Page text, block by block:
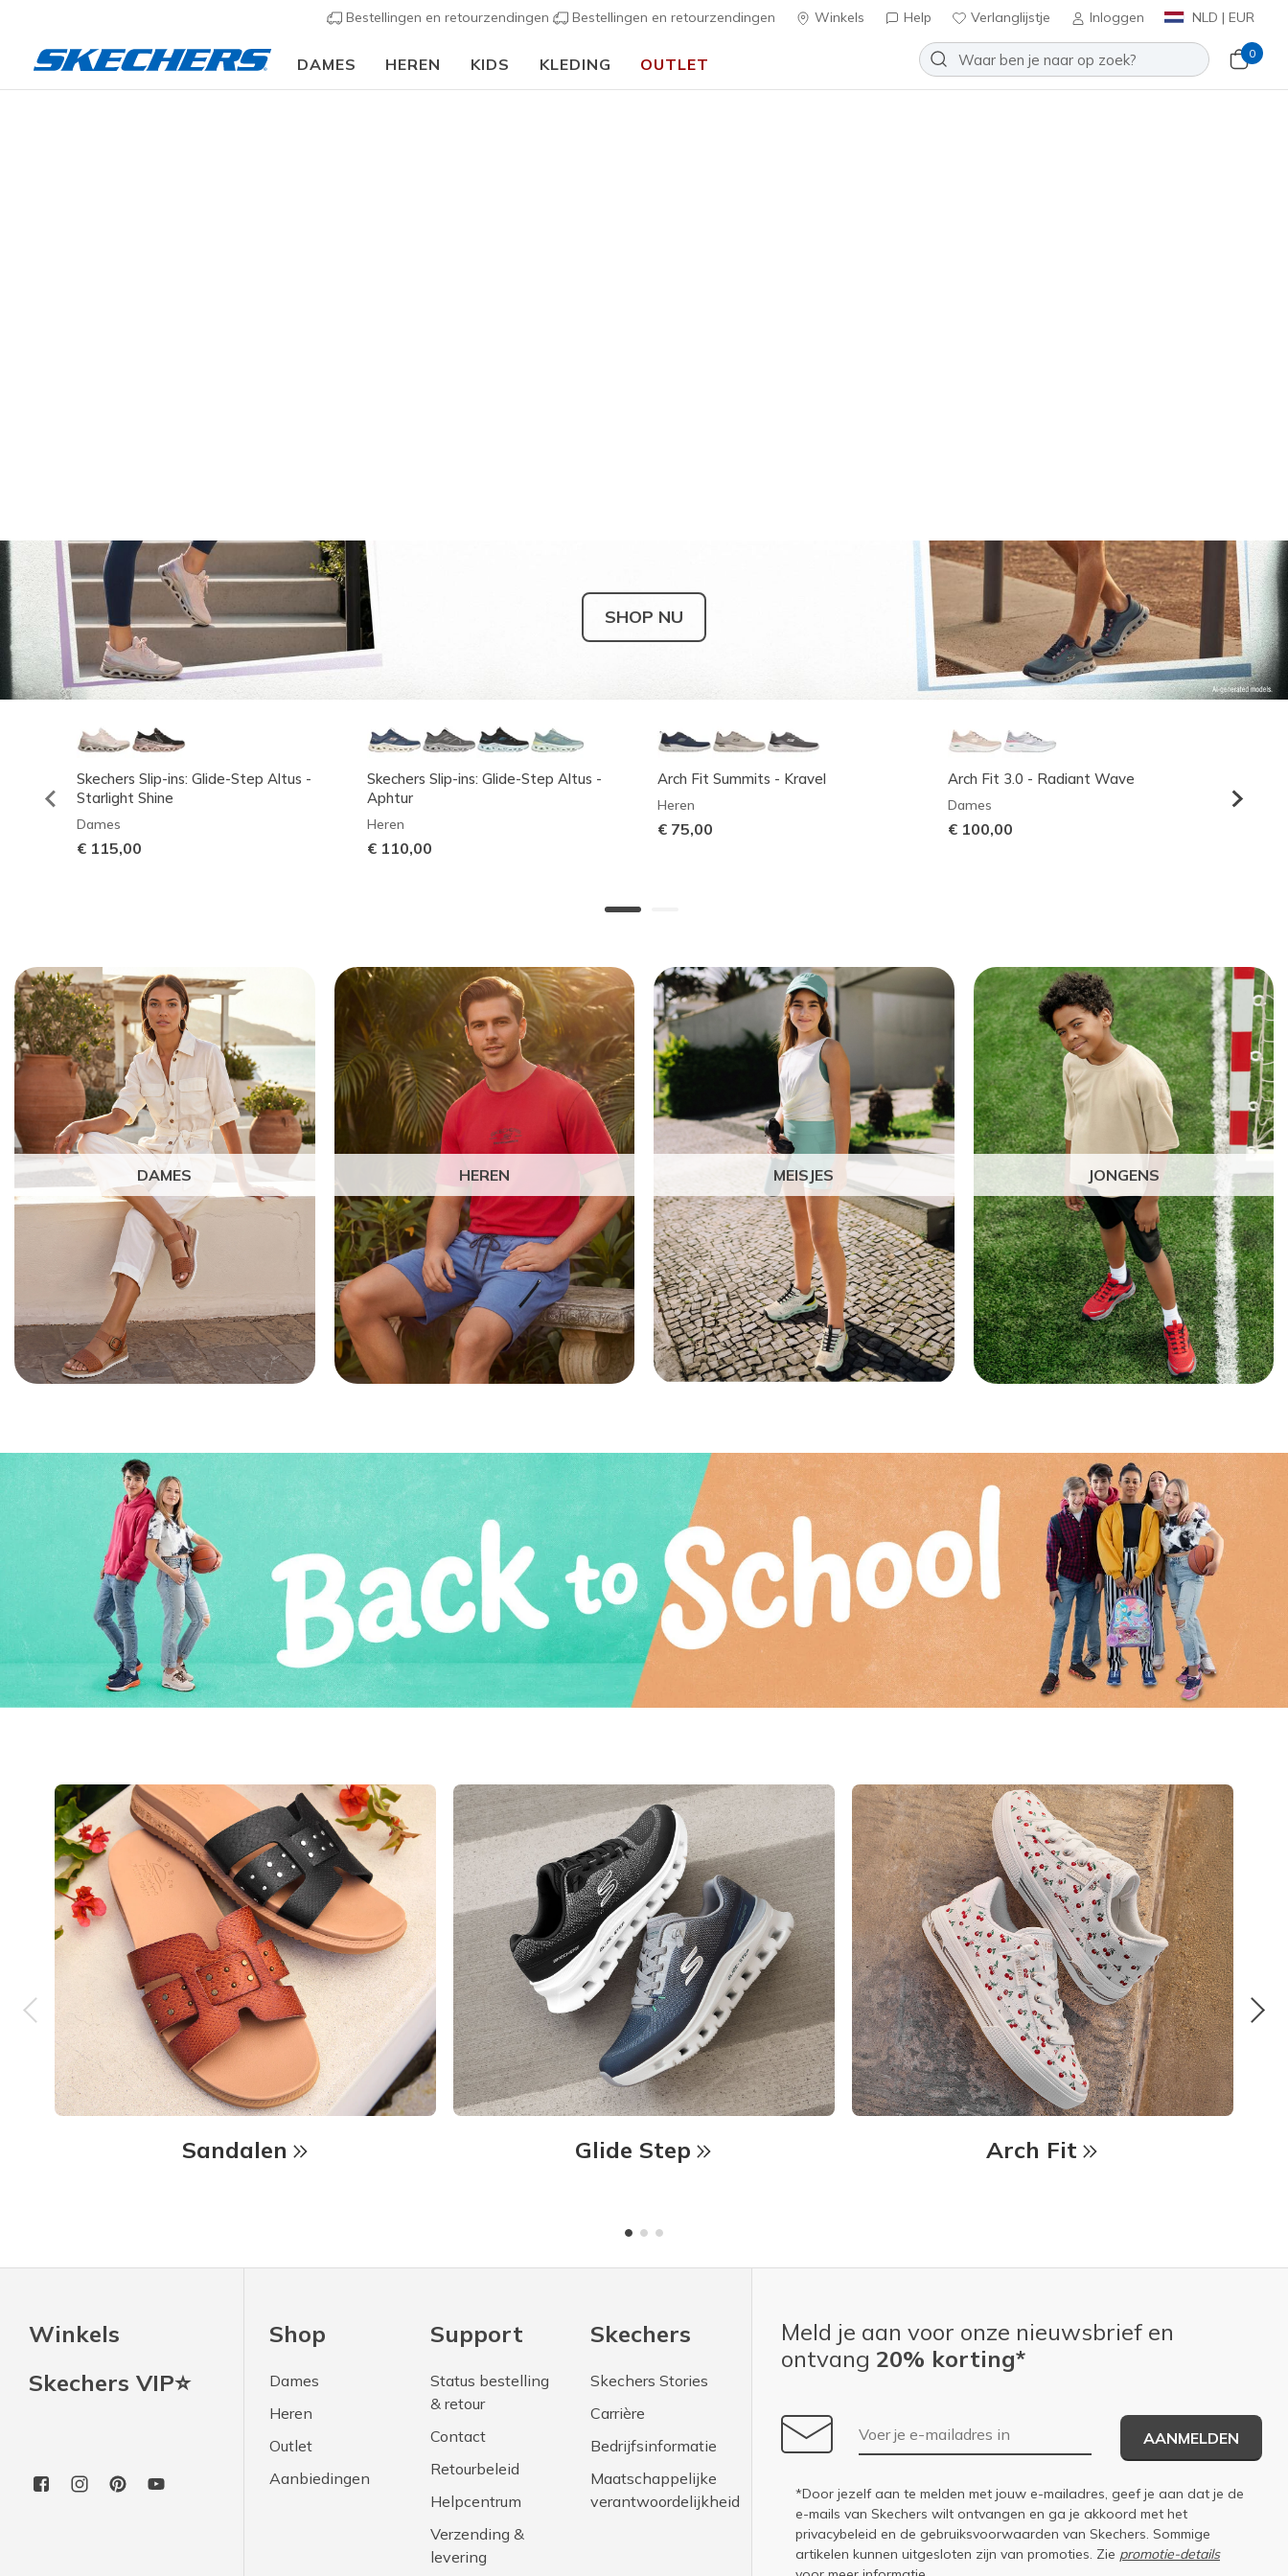
Bestellingen en retourzendingen Bestellingen en retourzendingen Winkels Help Verlanglijstje Inloggen NLD | EUR
DAMES HEREN KIDS KLEDING OUTLET
0
SHOP NU
Skechers Slip-ins: Glide-Step Altus -
Starlight Shine
Dames
€ 115,00
Skechers Slip-ins: Glide-Step Altus -
Aphtur
Heren
€ 110,00
Arch Fit Summits - Kravel
Heren
€ 75,00
Arch Fit 3.0 - Radiant Wave
Dames
€ 100,00
Heren
DAMES HEREN MEISJES JONGENS
Sandalen Glide Step Arch Fit
Winkels
Skechers VIP⭐
Shop
Dames
Heren
Outlet
Aanbiedingen
Support
Status bestelling
& retour
Contact
Retourbeleid
Helpcentrum
Verzending &
levering
Skechers
Skechers Stories
Carrière
Bedrijfsinformatie
Maatschappelijke
verantwoordelijkheid
Meld je aan voor onze nieuwsbrief en
ontvang 20% korting*
E-mailadres
AANMELDEN
*Door jezelf aan te melden met jouw e-mailadres, geef je aan dat je de
e-mails van Skechers wilt ontvangen en ga je akkoord met het
privacybeleid en de gebruiksvoorwaarden van Skechers. Sommige
artikelen kunnen uitgesloten zijn van promoties. Zie promotie-details